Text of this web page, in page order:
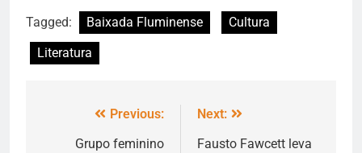
Tagged: Baixada Fluminense
Cultura
Literatura
Previous:
Grupo feminino
Next:
Fausto Fawcett leva